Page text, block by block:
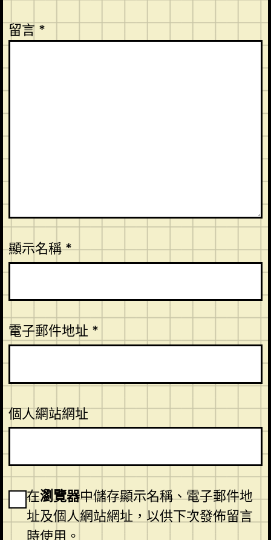
留言 *
顯示名稱*
電子郵件地址 *
個人網站網址
在瀏覽器中儲存顯示名稱、電子郵件地
址及個人網站網址，以供下次發佈留言
時使用。